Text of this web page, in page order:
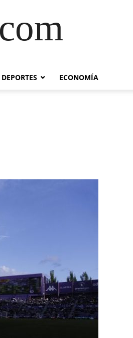
DEPORTES ECONOMÍA